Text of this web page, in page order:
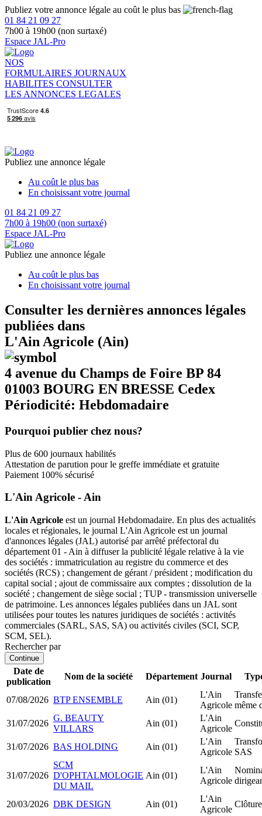
Publiez votre annonce légale au coût le plus bas
01 84 21 09 27
7h00 à 19h00 (non surtaxé)
Espace JAL-Pro
NOS
FORMULAIRES JOURNAUX
HABILITES CONSULTER
LES ANNONCES LEGALES
Publiez une annonce légale
Au coût le plus bas
En choisissant votre journal
01 84 21 09 27
7h00 à 19h00 (non surtaxé)
Espace JAL-Pro
Publiez une annonce légale
Au coût le plus bas
En choisissant votre journal
Consulter les dernières annonces légales
publiées dans
L'Ain Agricole (Ain)
4 avenue du Champs de Foire BP 84
01003 BOURG EN BRESSE Cedex
Périodicité: Hebdomadaire
Pourquoi publier chez nous?
Plus de 600 journaux habilités
Attestation de parution pour le greffe immédiate et gratuite
Paiement 100% sécurisé
L'Ain Agricole - Ain
L'Ain Agricole est un journal Hebdomadaire. En plus des actualités
locales et régionales, le journal L'Ain Agricole est un journal
d'annonces légales (JAL) autorisé par arrêté préfectoral du
département 01 - Ain à diffuser la publicité légale relative à la vie
des sociétés : immatriculation au registre du commerce et des
sociétés (RCS) ; changement de gérant / président ; modification du
capital social ; ajout de commissaire aux comptes ; dissolution de la
société ; changement de siège social ; TUP - transmission universelle
de patrimoine. Les annonces légales publiées dans un JAL sont
utilisées pour toutes les natures juridiques de sociétés : activités
commerciales (SARL, SAS, SA) ou activités civiles (SCI, SCP,
SCM, SEL).
Rechercher par
Continue
Date de
publication
Nom de la société Département Journal
07/08/2026 BTP ENSEMBLE Ain (01)
L'Ain
Agricole même
31/07/2026
G. BEAUTY
VILLARS
Ain (01)
L'Ain
Agricole
31/07/2026 BAS HOLDING Ain (01)
L'Ain
Agricole SAS
31/07/2026
SCM
D'OPHTALMOLOGIE
DU MAIL
Ain (01)
L'Ain
Agricole
20/03/2026 DBK DESIGN Ain (01)
L'Ain
Agricole